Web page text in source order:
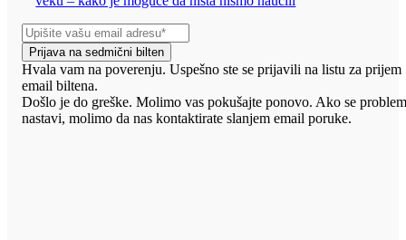
Prijava na sedmični bilten
Hvala vam na poverenju. Uspešno ste se prijavili na listu za prijem
email biltena.
Došlo je do greške. Molimo vas pokušajte ponovo. Ako se
nastavi, molimo da nas kontaktirate slanjem email poruke.